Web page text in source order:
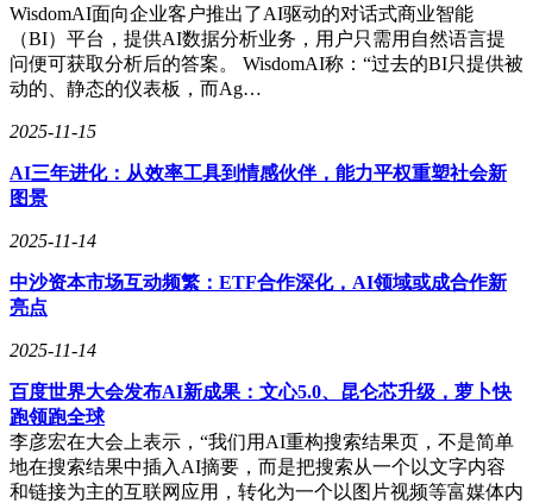
WisdomAI面向企业客户推出了AI驱动的对话式商业智能
（BI）平台，提供AI数据分析业务，用户只需用自然语言提
问便可获取分析后的答案。 WisdomAI称：“过去的BI只提供被
动的、静态的仪表板，而Ag…
2025-11-15
AI三年进化：从效率工具到情感伙伴，能力平权重塑社会新
图景
2025-11-14
中沙资本市场互动频繁：ETF合作深化，AI领域或成合作新
亮点
2025-11-14
百度世界大会发布AI新成果：文心5.0、昆仑芯升级，萝卜快
跑领跑全球
李彦宏在大会上表示，“我们用AI重构搜索结果页，不是简单
地在搜索结果中插入AI摘要，而是把搜索从一个以文字内容
和链接为主的互联网应用，转化为一个以图片视频等富媒体内